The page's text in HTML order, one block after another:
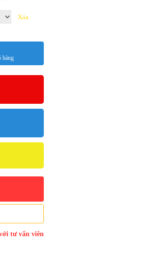
Xóa
hàng
tư vấn viên